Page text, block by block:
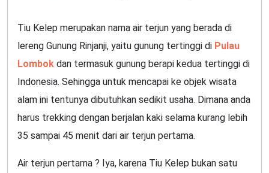
Tiu Kelep merupakan nama air terjun yang berada di
lereng Gunung Rinjanji, yaitu gunung tertinggi di Pulau
Lombok dan termasuk gunung berapi kedua tertinggi di
Indonesia. Sehingga untuk mencapai ke objek wisata
alam ini tentunya dibutuhkan sedikit usaha. Dimana anda
harus trekking dengan berjalan kaki selama kurang lebih
35 sampai 45 menit dari air terjun pertama.
Air terjun pertama ? Iya, karena Tiu Kelep bukan satu